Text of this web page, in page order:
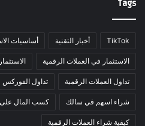
TikTok أخبار التقنية أساسيات
الاستثمار في العملات الرقمية
تداول العملات الرقمية تداول الفوركس
شراء اسهم في سالك كسب المال على
كيفية شراء العملات الرقمية